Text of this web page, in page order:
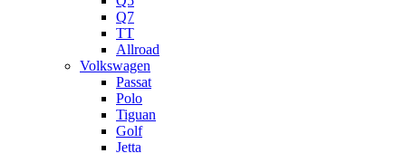
Q7
TT
Allroad
Volkswagen
Passat
Polo
Tiguan
Golf
Jetta